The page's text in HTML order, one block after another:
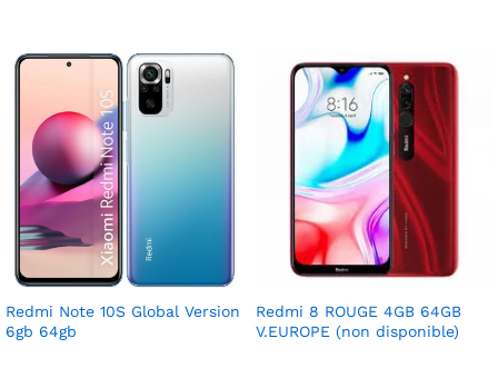
Redmi Note 10S Global Version
6gb 64gb
Redmi 8 ROUGE 4GB 64GB
V.EUROPE (non disponible)